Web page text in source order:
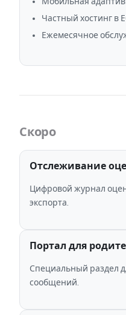
Частный хостинг в
Ежемесячное
Скоро
Отслеживание
Цифровой журнал
экспорта.
Портал для
Специальный раздел
сообщений.